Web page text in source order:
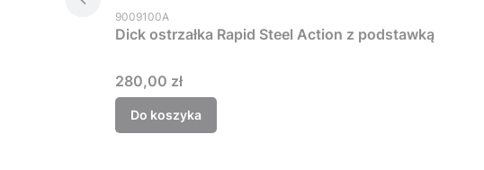
Kod produktu
9009100A
Dick ostrzałka Rapid Steel Action z podstawką
Cena
280,00 zł
Do koszyka